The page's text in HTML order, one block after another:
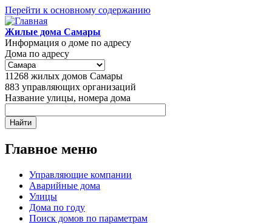
Перейти к основному содержанию
Жилые дома Самары
Информация о доме по адресу
Дома по адресу
11268 жилых домов Самары
883 управляющих организаций
Название улицы, номера дома
Главное меню
Управляющие компании
Аварийные дома
Улицы
Дома по году
Поиск домов по параметрам